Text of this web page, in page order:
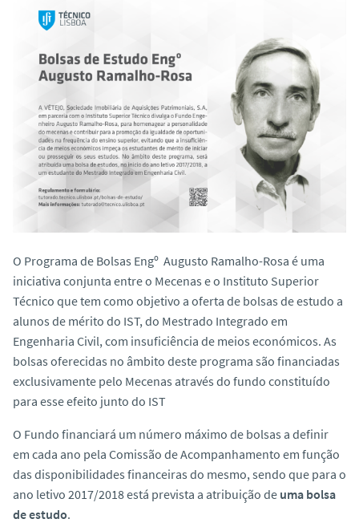
O Programa de Bolsas Engº Augusto Ramalho-Rosa é uma
iniciativa conjunta entre o Mecenas e o Instituto Superior
Técnico que tem como objetivo a oferta de bolsas de estudo a
alunos de mérito do IST, do Mestrado Integrado em
Engenharia Civil, com insuficiência de meios económicos. As
bolsas oferecidas no âmbito deste programa são financiadas
exclusivamente pelo Mecenas através do fundo constituído
para esse efeito junto do IST
O Fundo financiará um número máximo de bolsas a definir
em cada ano pela Comissão de Acompanhamento em função
das disponibilidades financeiras do mesmo, sendo que para o
ano letivo 2017/2018 está prevista a atribuição de uma bolsa
de estudo.